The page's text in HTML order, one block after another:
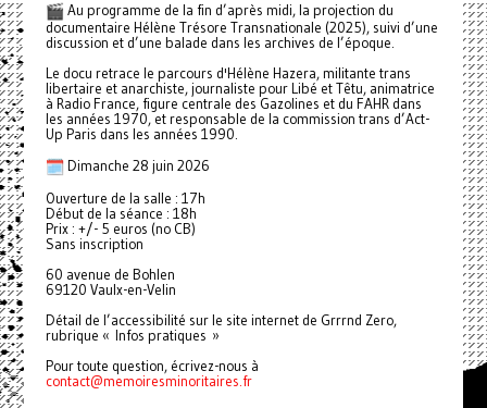
Au programme de la fin d’après midi, la projection du
documentaire Hélène Trésore Transnationale (2025), suivi d’une
discussion et d’une balade dans les archives de l’époque.
Le docu retrace le parcours d'Hélène Hazera, militante trans
libertaire et anarchiste, journaliste pour Libé et Têtu, animatrice
à Radio France, figure centrale des Gazolines et du FAHR dans
les années 1970, et responsable de la commission trans d’Act-
Up Paris dans les années 1990.
Dimanche 28 juin 2026
Ouverture de la salle : 17h
Début de la séance : 18h
Prix : +/- 5 euros (no CB)
Sans inscription
60 avenue de Bohlen
69120 Vaulx-en-Velin
Détail de l’accessibilité sur le site internet de Grrrnd Zero,
rubrique « Infos pratiques »
Pour toute question, écrivez-nous à
contact@memoiresminoritaires.fr